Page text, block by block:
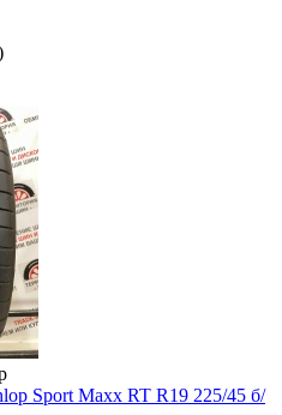
Sport Maxx RT R19 225/45 б/